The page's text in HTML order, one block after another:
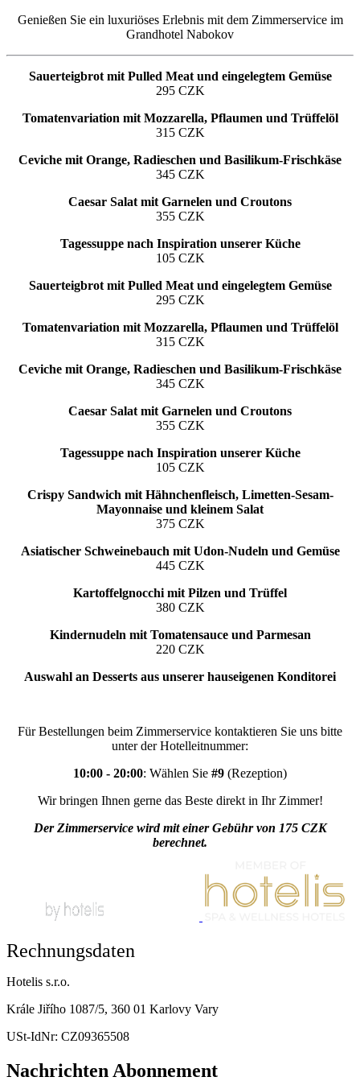
Genießen Sie ein luxuriöses Erlebnis mit dem Zimmerservice im
Grandhotel Nabokov
Sauerteigbrot mit Pulled Meat und eingelegtem Gemüse
295 CZK
Tomatenvariation mit Mozzarella, Pflaumen und Trüffelöl
315 CZK
Ceviche mit Orange, Radieschen und Basilikum-Frischkäse
345 CZK
Caesar Salat mit Garnelen und Croutons
355 CZK
Tagessuppe nach Inspiration unserer Küche
105 CZK
Sauerteigbrot mit Pulled Meat und eingelegtem Gemüse
295 CZK
Tomatenvariation mit Mozzarella, Pflaumen und Trüffelöl
315 CZK
Ceviche mit Orange, Radieschen und Basilikum-Frischkäse
345 CZK
Caesar Salat mit Garnelen und Croutons
355 CZK
Tagessuppe nach Inspiration unserer Küche
105 CZK
Crispy Sandwich mit Hähnchenfleisch, Limetten-Sesam-
Mayonnaise und kleinem Salat
375 CZK
Asiatischer Schweinebauch mit Udon-Nudeln und Gemüse
445 CZK
Kartoffelgnocchi mit Pilzen und Trüffel
380 CZK
Kindernudeln mit Tomatensauce und Parmesan
220 CZK
Auswahl an Desserts aus unserer hauseigenen Konditorei
Für Bestellungen beim Zimmerservice kontaktieren Sie uns bitte
unter der Hotelleitnummer:
10:00 - 20:00: Wählen Sie #9 (Rezeption)
Wir bringen Ihnen gerne das Beste direkt in Ihr Zimmer!
Der Zimmerservice wird mit einer Gebühr von 175 CZK
berechnet.
Rechnungsdaten
Hotelis s.r.o.
Krále Jiřího 1087/5, 360 01 Karlovy Vary
USt-IdNr: CZ09365508
Nachrichten Abonnement